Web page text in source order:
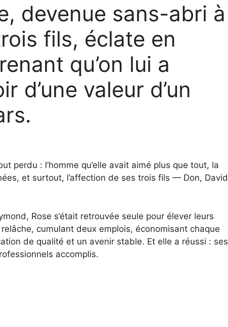
devenue sans-abri à
fils, éclate en
qu’on lui a
d’une valeur d’un
perdu : l’homme qu’elle avait aimé plus que tout, la
et surtout, l’affection de ses trois fils — Don, David
Rose s’était retrouvée seule pour élever leurs
cumulant deux emplois, économisant chaque
de qualité et un avenir stable. Et elle a réussi : ses
accomplis.